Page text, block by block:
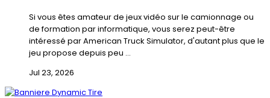
Si vous êtes amateur de jeux vidéo sur le camionnage ou
de formation par informatique, vous serez peut-être
intéressé par American Truck Simulator, d'autant plus que le
jeu propose depuis peu ...
Jul 23, 2026